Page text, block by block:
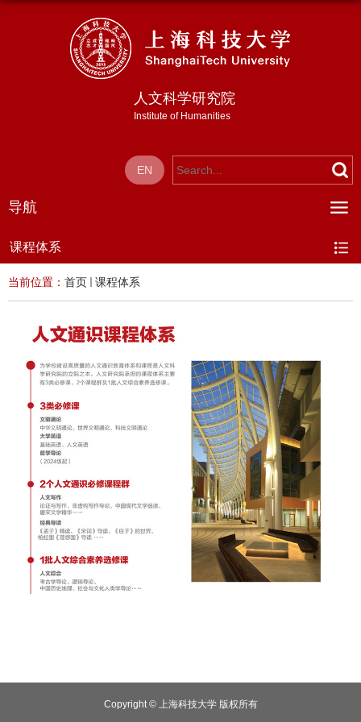
人文科学研究院
Institute of Humanities
EN
导航
课程体系
当前位置： 首页 课程体系
Copyright © 上海科技大学 版权所有